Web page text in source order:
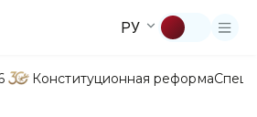
РУ
Конституционная реформа